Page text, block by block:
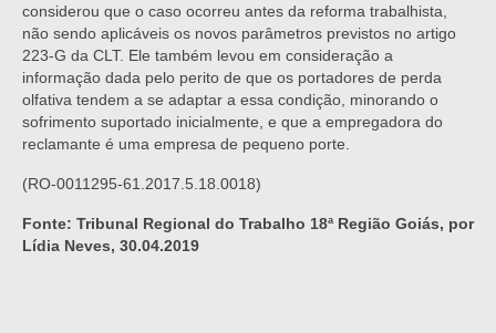
considerou que o caso ocorreu antes da reforma trabalhista,
não sendo aplicáveis os novos parâmetros previstos no artigo
223-G da CLT. Ele também levou em consideração a
informação dada pelo perito de que os portadores de perda
olfativa tendem a se adaptar a essa condição, minorando o
sofrimento suportado inicialmente, e que a empregadora do
reclamante é uma empresa de pequeno porte.
(RO-0011295-61.2017.5.18.0018)
Fonte: Tribunal Regional do Trabalho 18ª Região Goiás, por
Lídia Neves, 30.04.2019